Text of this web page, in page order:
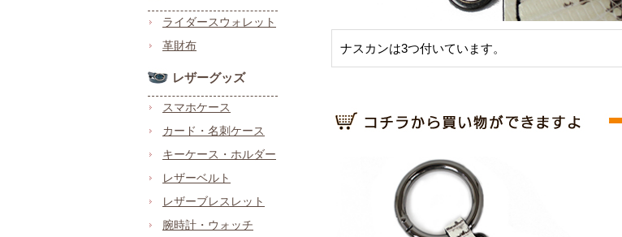
ライダースウォレット
革財布
レザーグッズ
スマホケース
カード・名刺ケース
キーケース・ホルダー
レザーベルト
レザーブレスレット
腕時計・ウォッチ
ナスカンは3つ付いています。